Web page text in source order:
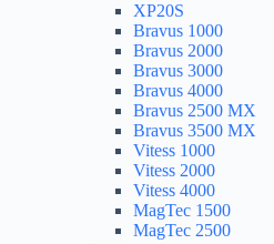
XP20S
Bravus 1000
Bravus 2000
Bravus 3000
Bravus 4000
Bravus 2500 MX
Bravus 3500 MX
Vitess 1000
Vitess 2000
Vitess 4000
MagTec 1500
MagTec 2500